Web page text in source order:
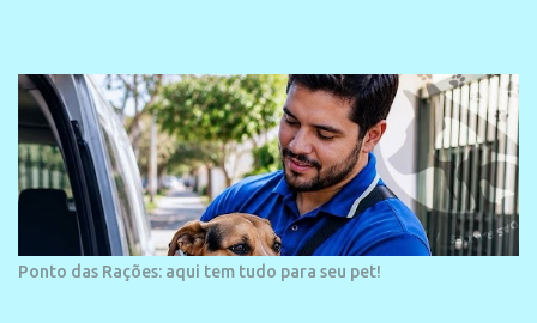
Ponto das Rações: aqui tem tudo para seu pet!